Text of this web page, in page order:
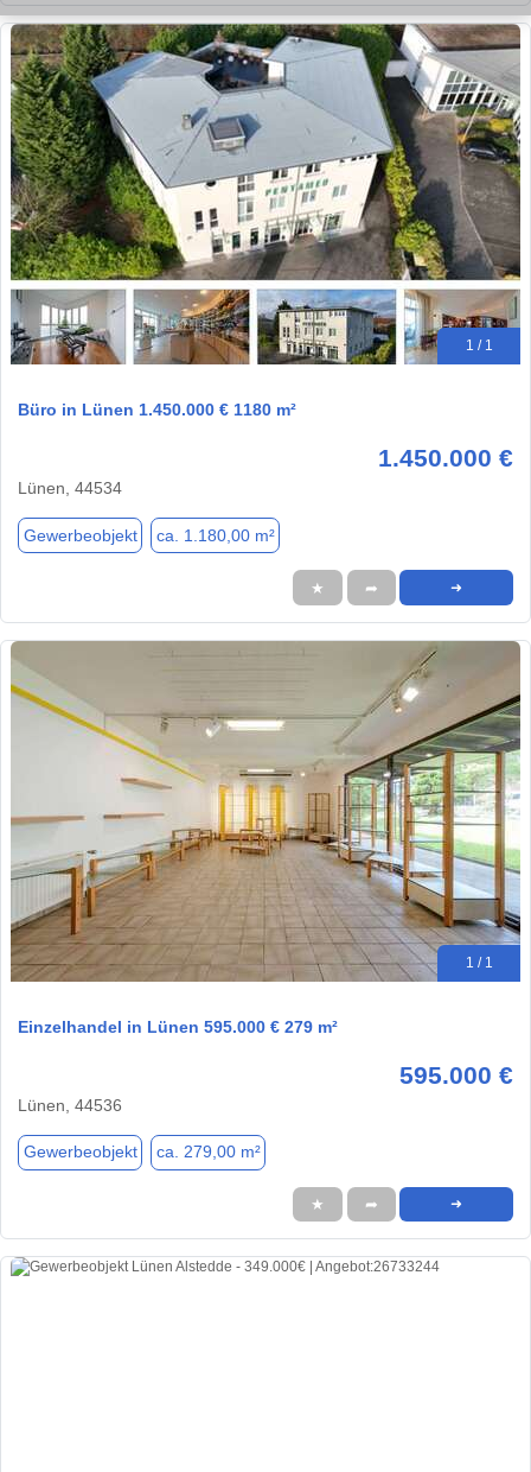
1 / 1
Büro in Lünen 1.450.000 € 1180 m²
1.450.000 €
Lünen, 44534
Gewerbeobjekt ca. 1.180,00 m²
★ ➦ ➜
1 / 1
Einzelhandel in Lünen 595.000 € 279 m²
595.000 €
Lünen, 44536
Gewerbeobjekt ca. 279,00 m²
★ ➦ ➜